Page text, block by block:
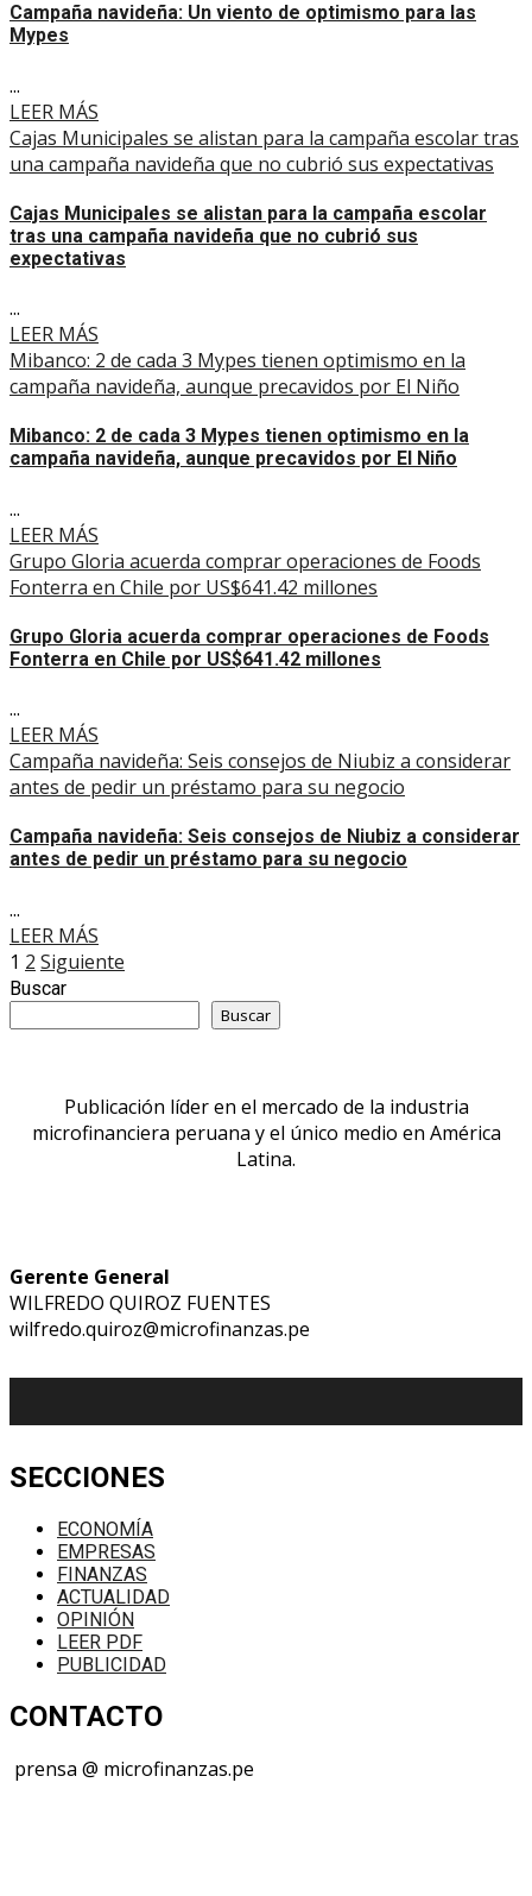
Campaña navideña: Un viento de optimismo para las
Mypes
...
LEER MÁS
Cajas Municipales se alistan para la campaña escolar tras
una campaña navideña que no cubrió sus expectativas
Cajas Municipales se alistan para la campaña escolar
tras una campaña navideña que no cubrió sus
expectativas
...
LEER MÁS
Mibanco: 2 de cada 3 Mypes tienen optimismo en la
campaña navideña, aunque precavidos por El Niño
Mibanco: 2 de cada 3 Mypes tienen optimismo en la
campaña navideña, aunque precavidos por El Niño
...
LEER MÁS
Grupo Gloria acuerda comprar operaciones de Foods
Fonterra en Chile por US$641.42 millones
Grupo Gloria acuerda comprar operaciones de Foods
Fonterra en Chile por US$641.42 millones
...
LEER MÁS
Campaña navideña: Seis consejos de Niubiz a considerar
antes de pedir un préstamo para su negocio
Campaña navideña: Seis consejos de Niubiz a considerar
antes de pedir un préstamo para su negocio
...
LEER MÁS
Paginación
de
entradas
1 2 Siguiente
Buscar
Buscar
Publicación líder en el mercado de la industria
microfinanciera peruana y el único medio en América
Latina.
Gerente General
WILFREDO QUIROZ FUENTES
wilfredo.quiroz@microfinanzas.pe
SECCIONES
ECONOMÍA
EMPRESAS
FINANZAS
ACTUALIDAD
OPINIÓN
LEER PDF
PUBLICIDAD
CONTACTO
prensa @ microfinanzas.pe